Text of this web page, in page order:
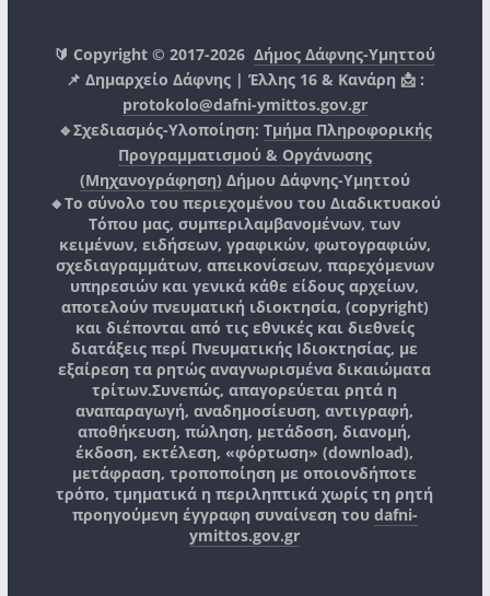
🔰 Copyright © 2017-2026Δήμος Δάφνης-Υμηττού
📌 Δημαρχείο Δάφνης | Έλλης 16 & Κανάρη 📩 :
protokolo@dafni-ymittos.gov.gr
🔹Σχεδιασμός-Υλοποίηση: Τμήμα Πληροφορικής
Προγραμματισμού & Οργάνωσης
(Μηχανογράφηση) Δήμου Δάφνης-Υμηττού
🔸Το σύνολο του περιεχομένου του Διαδικτυακού
Τόπου μας, συμπεριλαμβανομένων, των
κειμένων, ειδήσεων, γραφικών, φωτογραφιών,
σχεδιαγραμμάτων, απεικονίσεων, παρεχόμενων
υπηρεσιών και γενικά κάθε είδους αρχείων,
αποτελούν πνευματική ιδιοκτησία, (copyright)
και διέπονται από τις εθνικές και διεθνείς
διατάξεις περί Πνευματικής Ιδιοκτησίας, με
εξαίρεση τα ρητώς αναγνωρισμένα δικαιώματα
τρίτων.Συνεπώς, απαγορεύεται ρητά η
αναπαραγωγή, αναδημοσίευση, αντιγραφή,
αποθήκευση, πώληση, μετάδοση, διανομή,
έκδοση, εκτέλεση, «φόρτωση» (download),
μετάφραση, τροποποίηση με οποιονδήποτε
τρόπο, τμηματικά η περιληπτικά χωρίς τη ρητή
προηγούμενη έγγραφη συναίνεση του dafni-
ymittos.gov.gr